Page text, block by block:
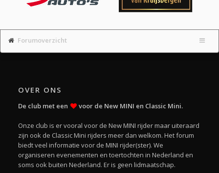
Forumoverzicht
OVER ONS
De club met een voor de New MINI en Classic Mini.
Onze club is er vooral voor de New MINI rijder maar uiteraard
zijn ook de Classic Mini rijders meer dan welkom. Het forum
biedt veel informatie voor de MINI rijder(ster). We
organiseren evenementen en toertochten in Nederland en
soms ook buiten Nederland. Er is geen lidmaatschap.